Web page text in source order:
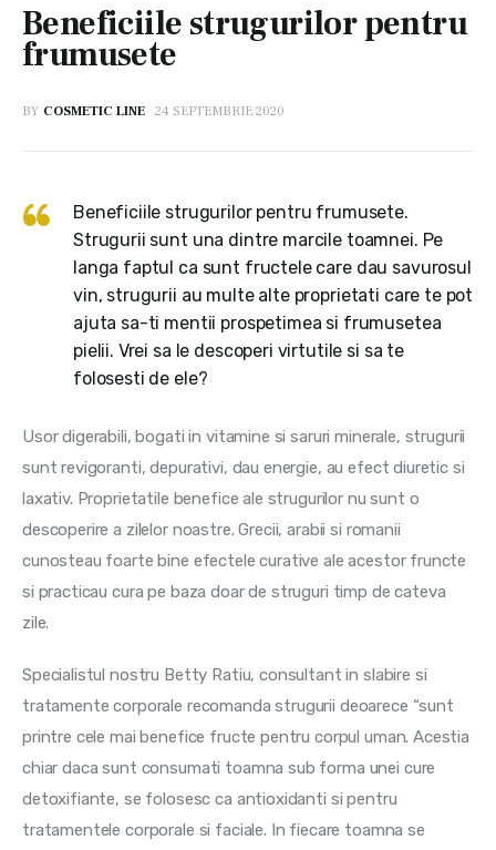
Beneficiile strugurilor pentru
frumusete
BY COSMETIC LINE 24 SEPTEMBRIE 2020
Beneficiile strugurilor pentru frumusete.
Strugurii sunt una dintre marcile toamnei. Pe
langa faptul ca sunt fructele care dau savurosul
vin, strugurii au multe alte proprietati care te pot
ajuta sa-ti mentii prospetimea si frumusetea
pielii. Vrei sa le descoperi virtutile si sa te
folosesti de ele?
Usor digerabili, bogati in vitamine si saruri minerale, strugurii
sunt revigoranti, depurativi, dau energie, au efect diuretic si
laxativ. Proprietatile benefice ale strugurilor nu sunt o
descoperire a zilelor noastre. Grecii, arabii si romanii
cunosteau foarte bine efectele curative ale acestor fruncte
si practicau cura pe baza doar de struguri timp de cateva
zile.
Specialistul nostru Betty Ratiu, consultant in slabire si
tratamente corporale recomanda strugurii deoarece “sunt
printre cele mai benefice fructe pentru corpul uman. Acestia
chiar daca sunt consumati toamna sub forma unei cure
detoxifiante, se folosesc ca antioxidanti si pentru
tratamentele corporale si faciale. In fiecare toamna se